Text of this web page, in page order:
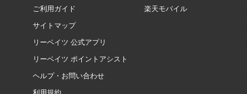
ご利用ガイド
サイトマップ
リーベイツ 公式アプリ
リーベイツ ポイントアシスト
ヘルプ・お問い合わせ
楽天モバイル